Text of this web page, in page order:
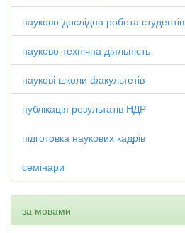
науково-дослідна робота студентів
науково-технічна діяльність
наукові школи факультетів
публікація результатів НДР
підготовка наукових кадрів
семінари
за мовами